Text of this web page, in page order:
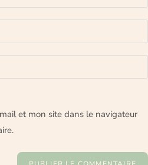
et mon site dans le navigateur